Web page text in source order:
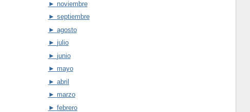
► noviembre
► septiembre
► agosto
► julio
► junio
► mayo
► abril
► marzo
► febrero